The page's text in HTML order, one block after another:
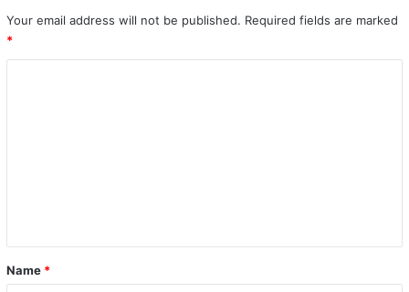
Your email address will not be published. Required fields are marked
*
*
Name *